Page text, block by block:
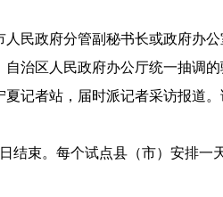
民政府分管副秘书长或政府办公
治区人民政府办公厅统一抽调
记者站，届时派记者采访报道
日结束。每个试点县（市）安排一